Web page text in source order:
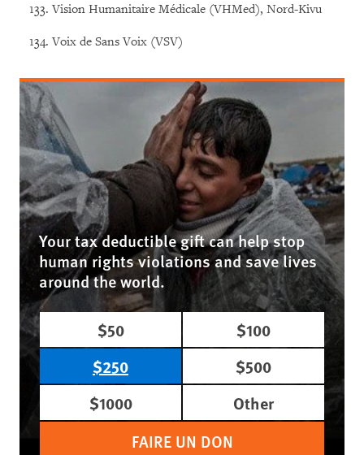
Vision Humanitaire Médicale (VHMed), Nord-Kivu
Voix de Sans Voix (VSV)
Your tax deductible gift can help stop
human rights violations and save lives
around the world.
$50
$100
$250
$500
$1000
Other
FAIRE UN DON